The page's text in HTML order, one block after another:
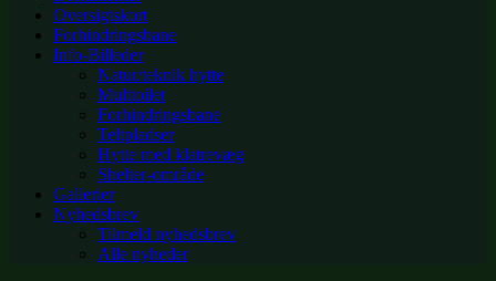
Oversigtskort
Forhindringsbane
Info-Billeder
Natur/teknik hytte
Multtoilet
Forhindringsbane
Teltpladser
Hytte med klatrevæg
Shelter-område
Gallerier
Nyhedsbrev
Tilmeld nyhedsbrev
Alle nyheder